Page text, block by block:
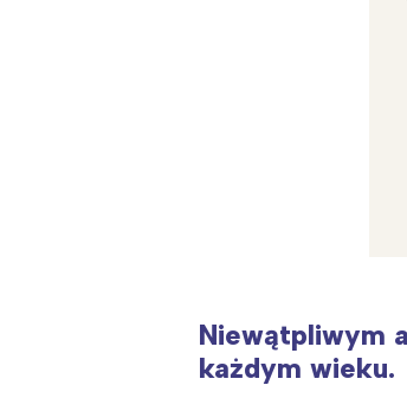
Niewątpliwym
każdym wieku.